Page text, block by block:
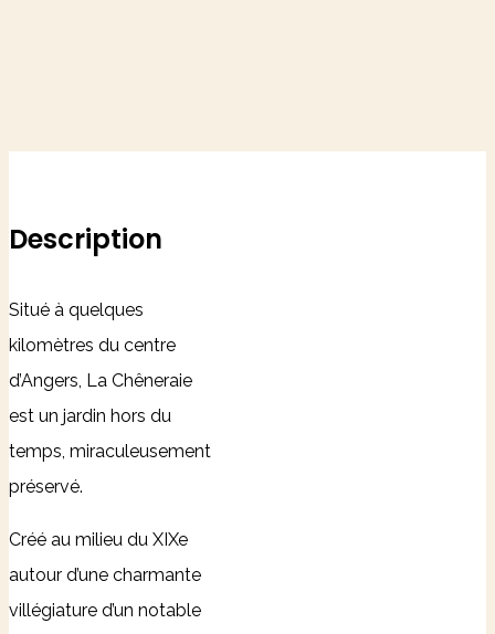
Description
Situé à quelques
kilomètres du centre
d’Angers, La Chêneraie
est un jardin hors du
temps, miraculeusement
préservé.
Créé au milieu du XIXe
autour d’une charmante
villégiature d’un notable